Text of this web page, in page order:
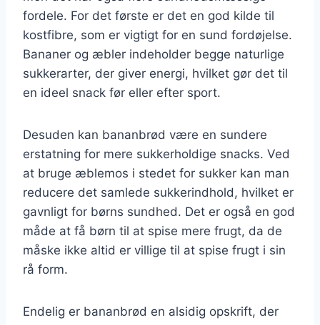
fordele. For det første er det en god kilde til
kostfibre, som er vigtigt for en sund fordøjelse.
Bananer og æbler indeholder begge naturlige
sukkerarter, der giver energi, hvilket gør det til
en ideel snack før eller efter sport.
Desuden kan bananbrød være en sundere
erstatning for mere sukkerholdige snacks. Ved
at bruge æblemos i stedet for sukker kan man
reducere det samlede sukkerindhold, hvilket er
gavnligt for børns sundhed. Det er også en god
måde at få børn til at spise mere frugt, da de
måske ikke altid er villige til at spise frugt i sin
rå form.
Endelig er bananbrød en alsidig opskrift, der